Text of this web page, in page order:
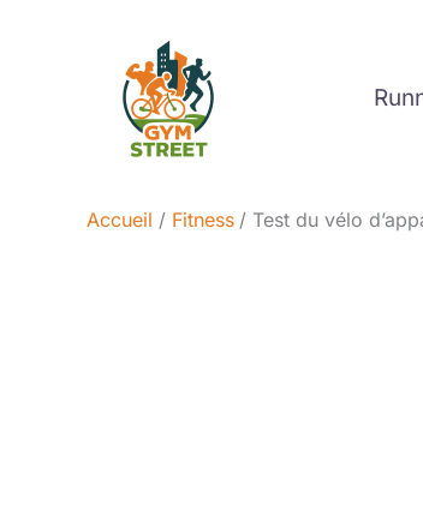
Accueil Fitness Test du vélo